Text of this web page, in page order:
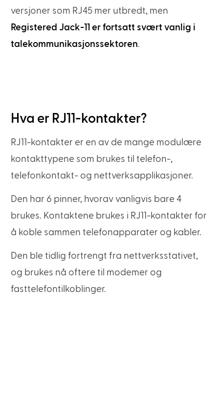
versjoner som RJ45 mer utbredt, men
Registered Jack-11 er fortsatt svært vanlig i
talekommunikasjonssektoren.
Hva er RJ11-kontakter?
RJ11-kontakter er en av de mange modulære
kontakttypene som brukes til telefon-,
telefonkontakt- og nettverksapplikasjoner.
Den har 6 pinner, hvorav vanligvis bare 4
brukes. Kontaktene brukes i RJ11-kontakter for
å koble sammen telefonapparater og kabler.
Den ble tidlig fortrengt fra nettverksstativet,
og brukes nå oftere til modemer og
fasttelefontilkoblinger.